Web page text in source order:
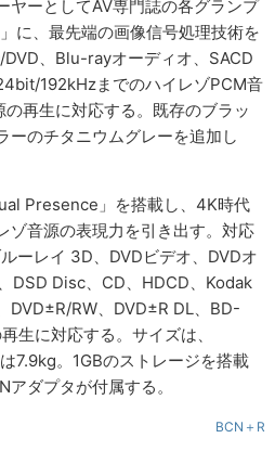
ヤーとしてAV専門誌の各グランプ
に、最先端の画像信号処理技術を
、Blu-rayオーディオ、SACD
192kHzまでのハイレゾPCM音
再生に対応する。既存のブラッ
ーのチタニウムグレーを追加し
Presence」を搭載し、4K時代
ゾ音源の表現力を引き出す。対応
ーレイ 3D、DVDビデオ、DVDオ
DSD Disc、CD、HDCD、Kodak
DVD±R/RW、DVD±R DL、BD-
生に対応する。サイズは、
7.9kg。1GBのストレージを搭載
ダプタが付属する。
BCN＋R